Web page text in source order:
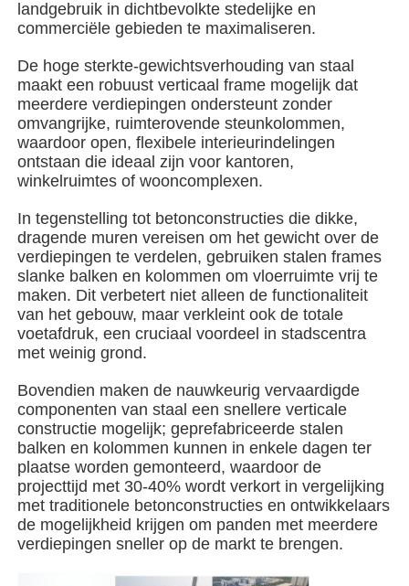
Fabrieksreis
Kwaliteitscontrole
Contacteer ons
nieuws
Alle Gevallen
Vraag een offerte aan
Stalen structuurgebouw
Workshop staalconstructies
staalconstructie magazijn
landgebruik in dichtbevolkte stedelijke en
commerciële gebieden te maximaliseren.
De hoge sterkte-gewichtsverhouding van staal
maakt een robuust verticaal frame mogelijk dat
meerdere verdiepingen ondersteunt zonder
omvangrijke, ruimterovende steunkolommen,
waardoor open, flexibele interieurindelingen
ontstaan ​​die ideaal zijn voor kantoren,
winkelruimtes of wooncomplexen.
In tegenstelling tot betonconstructies die dikke,
dragende muren vereisen om het gewicht over de
verdiepingen te verdelen, gebruiken stalen frames
slanke balken en kolommen om vloerruimte vrij te
maken. Dit verbetert niet alleen de functionaliteit
van het gebouw, maar verkleint ook de totale
voetafdruk, een cruciaal voordeel in stadscentra
met weinig grond.
Bovendien maken de nauwkeurig vervaardigde
componenten van staal een snellere verticale
constructie mogelijk; geprefabriceerde stalen
balken en kolommen kunnen in enkele dagen ter
plaatse worden gemonteerd, waardoor de
projecttijd met 30-40% wordt verkort in vergelijking
met traditionele betonconstructies en ontwikkelaars
de mogelijkheid krijgen om panden met meerdere
verdiepingen sneller op de markt te brengen.